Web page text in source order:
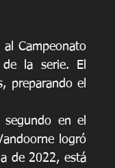
Campeonato
la serie. El
preparando el
segundo en el
logró
de 2022, está